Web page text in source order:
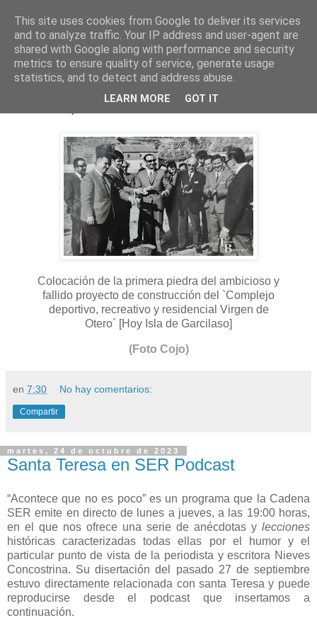
Primera piedra
Colocación de la primera piedra del ambicioso y
fallido proyecto de construcción del `Complejo
deportivo, recreativo y residencial Virgen de
Otero´ [Hoy Isla de Garcilaso]
(Foto Cojo)
en 7:30 No hay comentarios:
Compartir
martes, 24 de octubre de 2023
Santa Teresa en SER Podcast
“Acontece que no es poco” es un programa que la Cadena
SER emite en directo de lunes a jueves, a las 19:00 horas,
en el que nos ofrece una serie de anécdotas y lecciones
históricas caracterizadas todas ellas por el humor y el
particular punto de vista de la periodista y escritora Nieves
Concostrina. Su disertación del pasado 27 de septiembre
estuvo directamente relacionada con santa Teresa y puede
reproducirse desde el podcast que insertamos a
continuación.
This site uses cookies from Google to deliver its services
and to analyze traffic. Your IP address and user-agent are
shared with Google along with performance and security
metrics to ensure quality of service, generate usage
statistics, and to detect and address abuse.
LEARN MORE GOT IT